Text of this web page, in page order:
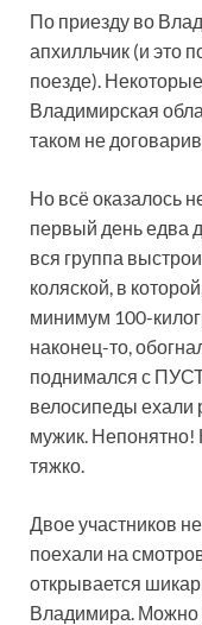
По приезду во
апхилльчик (и это
поезде).
Владимирская
таком не
Но всё оказалось
первый день едва
вся группа
коляской, в
минимум 100-
наконец-то,
поднимался с
велосипеды ехали
мужик. Непонятно!
тяжко.
Двое участников
поехали на
открывается
Владимира. Можно